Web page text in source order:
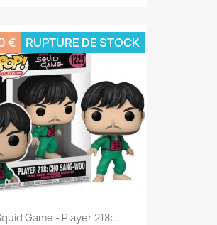
Game - Player 218:...
€ RUPTURE DE STOCK